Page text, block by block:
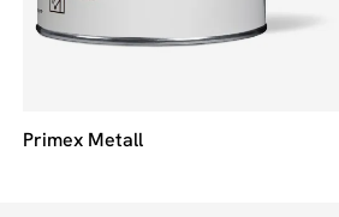
Primex Metall